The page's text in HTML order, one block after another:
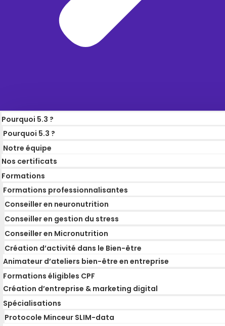
Pourquoi 5.3 ?
Pourquoi 5.3 ?
Notre équipe
Nos certificats
Formations
Formations professionnalisantes
Conseiller en neuronutrition
Conseiller en gestion du stress
Conseiller en Micronutrition
Création d’activité dans le Bien-être
Animateur d’ateliers bien-être en entreprise
Formations éligibles CPF
Création d’entreprise & marketing digital
Spécialisations
Protocole Minceur SLIM-data